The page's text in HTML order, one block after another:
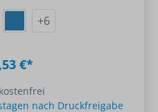
+6
€*
nach Druckfreigabe